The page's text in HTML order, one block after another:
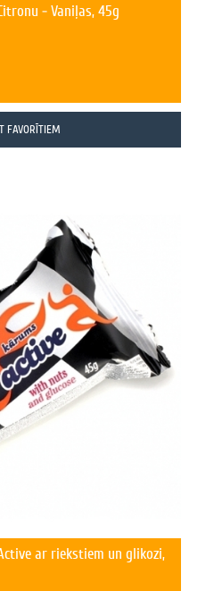
- Vaniļas, 45g
FAVORĪTIEM
ar riekstiem un glikozi,